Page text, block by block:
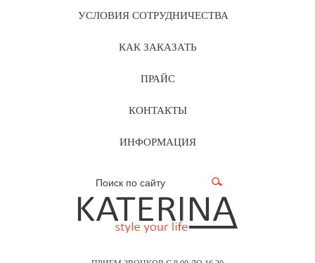
УСЛОВИЯ СОТРУДНИЧЕСТВА
КАК ЗАКАЗАТЬ
ПРАЙС
КОНТАКТЫ
ИНФОРМАЦИЯ